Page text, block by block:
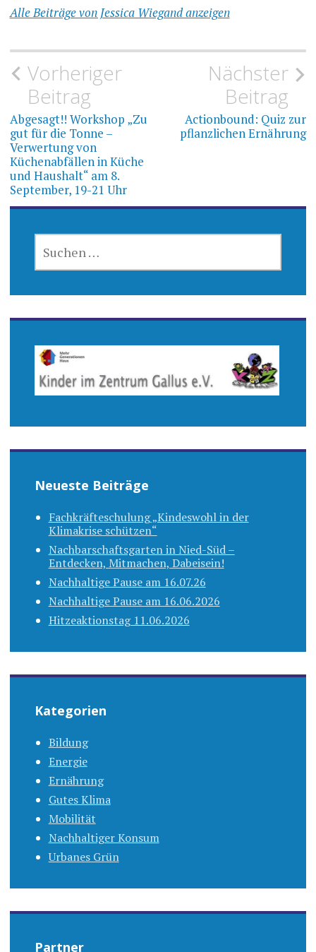
Alle Beiträge von Jessica Wiegand anzeigen
Beitragsnavigation
Vorheriger
Beitrag
Abgesagt!! Workshop „Zu
gut für die Tonne –
Verwertung von
Küchenabfällen in Küche
und Haushalt“ am 8.
September, 19-21 Uhr
Nächster
Beitrag
Actionbound: Quiz zur
pflanzlichen Ernährung
NACH:
Neueste Beiträge
Fachkräfteschulung „Kindeswohl in der
Klimakrise schützen“
Nachbarschaftsgarten in Nied-Süd –
Entdecken, Mitmachen, Dabeisein!
Nachhaltige Pause am 16.07.26
Nachhaltige Pause am 16.06.2026
Hitzeaktionstag 11.06.2026
Kategorien
Bildung
Energie
Ernährung
Gutes Klima
Mobilität
Nachhaltiger Konsum
Urbanes Grün
Partner